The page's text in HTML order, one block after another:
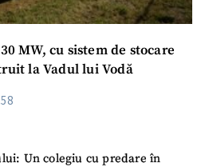
MW, cu sistem de stocare
la Vadul lui Vodă
Un colegiu cu predare în